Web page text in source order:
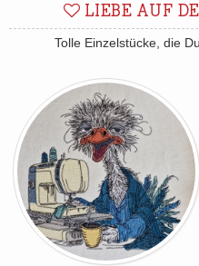
LIEBE AUF
Tolle Einzelstücke, die